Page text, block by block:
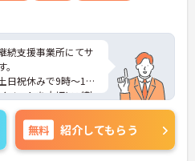
続支援事業所にてサ
日祝休みで9時～17
ベートを大切にご勤
ントなど、さらに
気軽にご相談くださ
無料 紹介してもらう